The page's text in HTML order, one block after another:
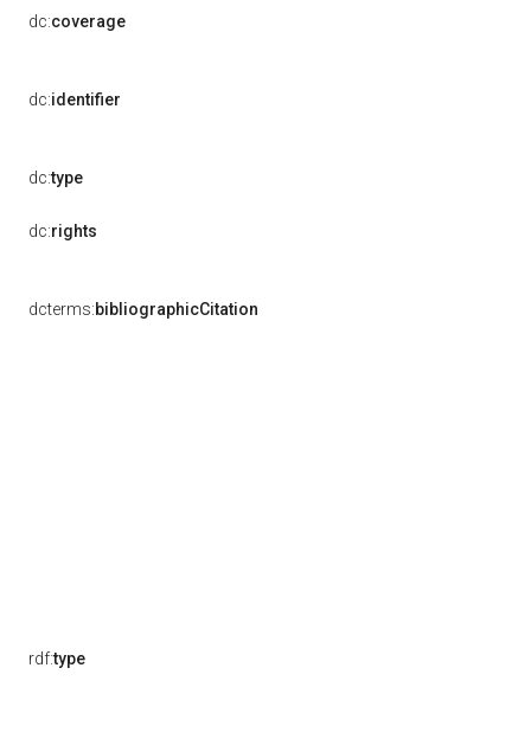
dc:coverage
dc:identifier
dc:type
dc:rights
dcterms:bibliographicCitation
rdf:type